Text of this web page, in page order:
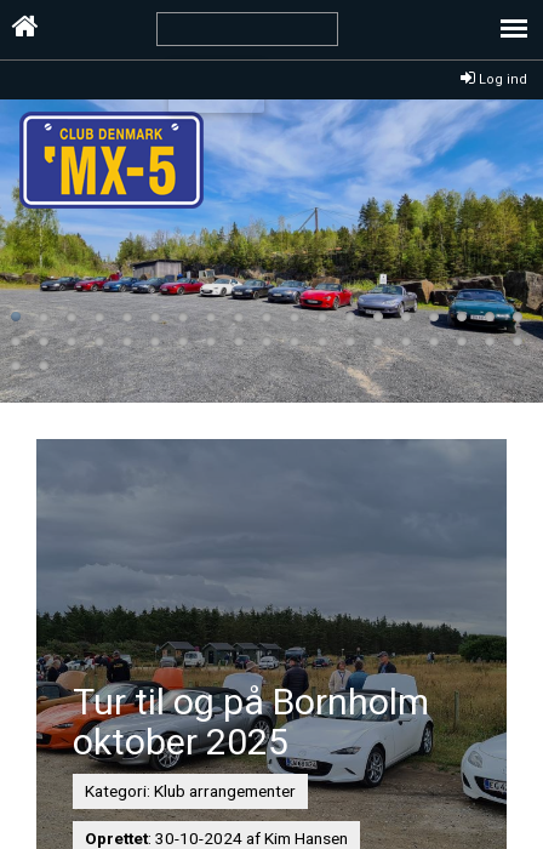
Log ind
Tur til og på Bornholm
oktober 2025
Kategori: Klub arrangementer
Oprettet: 30-10-2024 af Kim Hansen